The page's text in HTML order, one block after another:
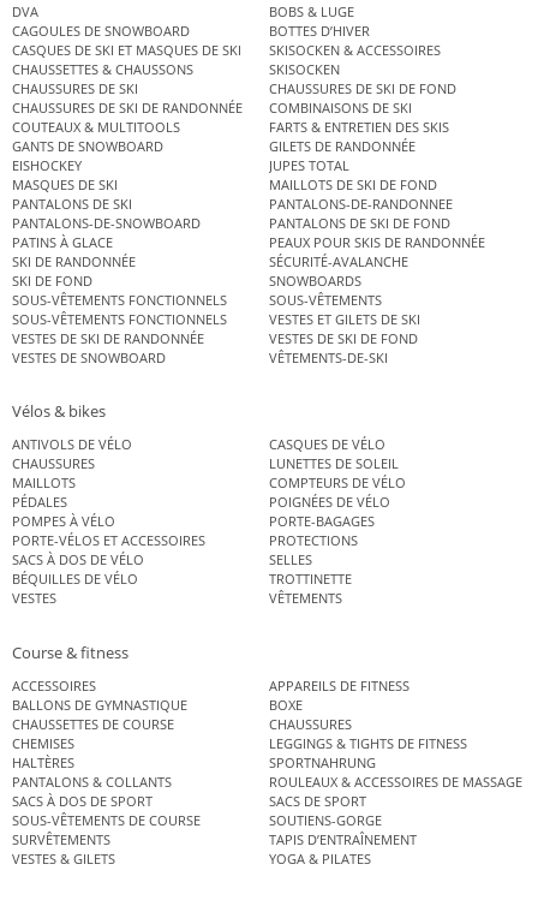
DVA
BOBS & LUGE
CAGOULES DE SNOWBOARD
BOTTES D’HIVER
CASQUES DE SKI ET MASQUES DE SKI
SKISOCKEN & ACCESSOIRES
CHAUSSETTES & CHAUSSONS
SKISOCKEN
CHAUSSURES DE SKI
CHAUSSURES DE SKI DE FOND
CHAUSSURES DE SKI DE RANDONNÉE
COMBINAISONS DE SKI
COUTEAUX & MULTITOOLS
FARTS & ENTRETIEN DES SKIS
GANTS DE SNOWBOARD
GILETS DE RANDONNÉE
EISHOCKEY
JUPES TOTAL
MASQUES DE SKI
MAILLOTS DE SKI DE FOND
PANTALONS DE SKI
PANTALONS-DE-RANDONNEE
PANTALONS-DE-SNOWBOARD
PANTALONS DE SKI DE FOND
PATINS À GLACE
PEAUX POUR SKIS DE RANDONNÉE
SKI DE RANDONNÉE
SÉCURITÉ-AVALANCHE
SKI DE FOND
SNOWBOARDS
SOUS-VÊTEMENTS FONCTIONNELS
SOUS-VÊTEMENTS
SOUS-VÊTEMENTS FONCTIONNELS
VESTES ET GILETS DE SKI
VESTES DE SKI DE RANDONNÉE
VESTES DE SKI DE FOND
VESTES DE SNOWBOARD
VÊTEMENTS-DE-SKI
Vélos & bikes
ANTIVOLS DE VÉLO
CASQUES DE VÉLO
CHAUSSURES
LUNETTES DE SOLEIL
MAILLOTS
COMPTEURS DE VÉLO
PÉDALES
POIGNÉES DE VÉLO
POMPES À VÉLO
PORTE-BAGAGES
PORTE-VÉLOS ET ACCESSOIRES
PROTECTIONS
SACS À DOS DE VÉLO
SELLES
BÉQUILLES DE VÉLO
TROTTINETTE
VESTES
VÊTEMENTS
Course & fitness
ACCESSOIRES
APPAREILS DE FITNESS
BALLONS DE GYMNASTIQUE
BOXE
CHAUSSETTES DE COURSE
CHAUSSURES
CHEMISES
LEGGINGS & TIGHTS DE FITNESS
HALTÈRES
SPORTNAHRUNG
PANTALONS & COLLANTS
ROULEAUX & ACCESSOIRES DE MASSAGE
SACS À DOS DE SPORT
SACS DE SPORT
SOUS-VÊTEMENTS DE COURSE
SOUTIENS-GORGE
SURVÊTEMENTS
TAPIS D’ENTRAÎNEMENT
VESTES & GILETS
YOGA & PILATES